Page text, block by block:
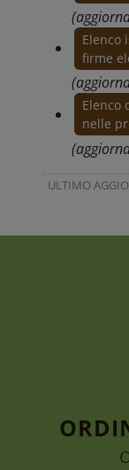
Elenco
firme
Elenco
nelle
ULTIMO